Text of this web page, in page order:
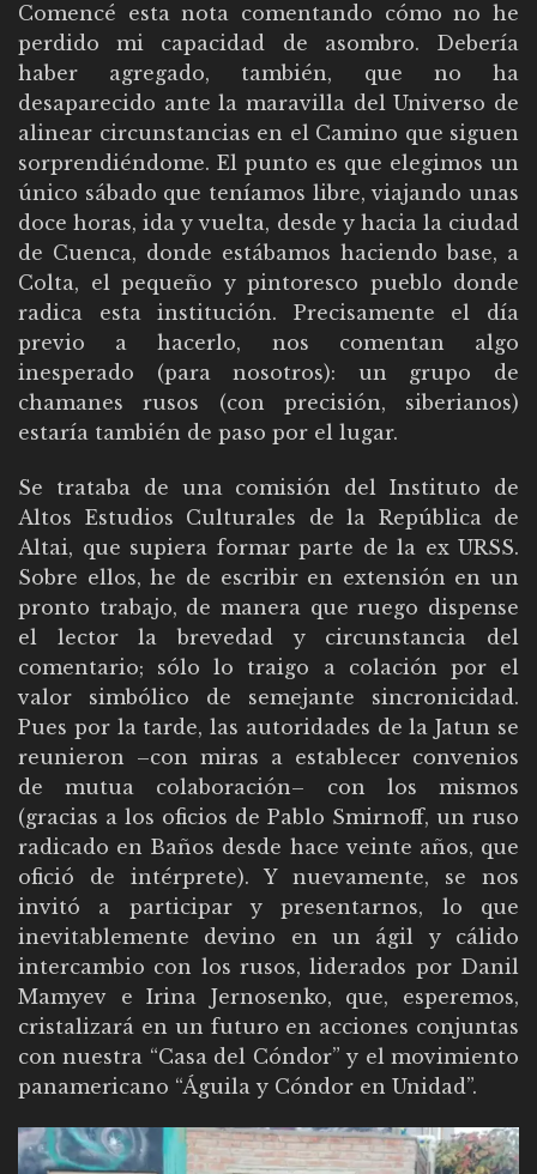
Comencé esta nota comentando cómo no he
perdido mi capacidad de asombro. Debería
haber agregado, también, que no ha
desaparecido ante la maravilla del Universo de
alinear circunstancias en el Camino que siguen
sorprendiéndome. El punto es que elegimos un
único sábado que teníamos libre, viajando unas
doce horas, ida y vuelta, desde y hacia la ciudad
de Cuenca, donde estábamos haciendo base, a
Colta, el pequeño y pintoresco pueblo donde
radica esta institución. Precisamente el día
previo a hacerlo, nos comentan algo
inesperado (para nosotros): un grupo de
chamanes rusos (con precisión, siberianos)
estaría también de paso por el lugar.
Se trataba de una comisión del Instituto de
Altos Estudios Culturales de la República de
Altai, que supiera formar parte de la ex URSS.
Sobre ellos, he de escribir en extensión en un
pronto trabajo, de manera que ruego dispense
el lector la brevedad y circunstancia del
comentario; sólo lo traigo a colación por el
valor simbólico de semejante sincronicidad.
Pues por la tarde, las autoridades de la Jatun se
reunieron –con miras a establecer convenios
de mutua colaboración– con los mismos
(gracias a los oficios de Pablo Smirnoff, un ruso
radicado en Baños desde hace veinte años, que
ofició de intérprete). Y nuevamente, se nos
invitó a participar y presentarnos, lo que
inevitablemente devino en un ágil y cálido
intercambio con los rusos, liderados por Danil
Mamyev e Irina Jernosenko, que, esperemos,
cristalizará en un futuro en acciones conjuntas
con nuestra “Casa del Cóndor” y el movimiento
panamericano “Águila y Cóndor en Unidad”.